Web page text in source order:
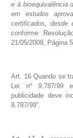
e à bioequivalência
em estudos
certificados, desde
conforme
21/05/2009, Página
Art. 16 Quando se
Lei nº 9.787/99
publicidade deve
9.787/99”.